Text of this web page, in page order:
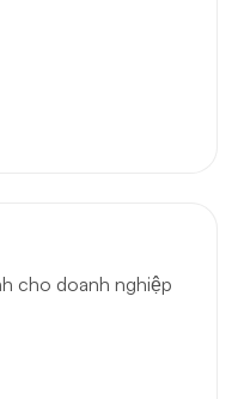
cho doanh nghiệp